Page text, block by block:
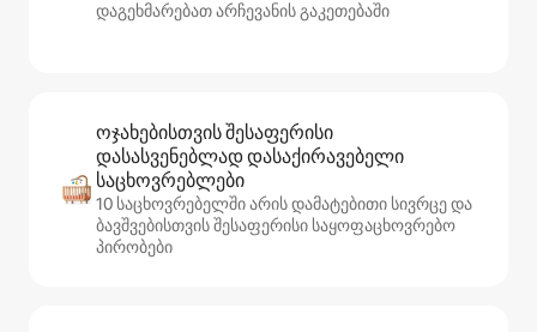
დაგეხმარებათ არჩევანის გაკეთებაში
ოჯახებისთვის შესაფერისი
დასასვენებლად დასაქირავებელი
საცხოვრებლები
10 საცხოვრებელში არის დამატებითი სივრცე და
ბავშვებისთვის შესაფერისი საყოფაცხოვრებო
პირობები